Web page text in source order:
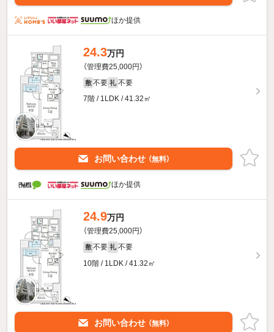
ほか提供
24.3万円
（管理費25,000円）
敷 不要 礼 不要
7階 / 1LDK / 41.32㎡
お問い合わせ （無料）
ほか提供
24.9万円
（管理費25,000円）
敷 不要 礼 不要
10階 / 1LDK / 41.32㎡
お問い合わせ （無料）